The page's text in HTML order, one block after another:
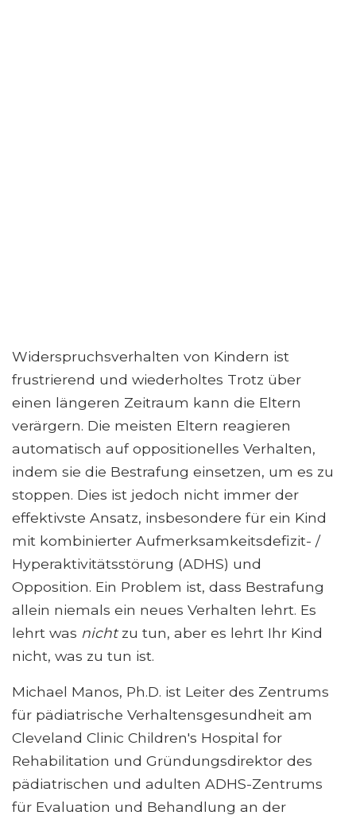
Widerspruchsverhalten von Kindern ist
frustrierend und wiederholtes Trotz über
einen längeren Zeitraum kann die Eltern
verärgern. Die meisten Eltern reagieren
automatisch auf oppositionelles Verhalten,
indem sie die Bestrafung einsetzen, um es zu
stoppen. Dies ist jedoch nicht immer der
effektivste Ansatz, insbesondere für ein Kind
mit kombinierter Aufmerksamkeitsdefizit- /
Hyperaktivitätsstörung (ADHS) und
Opposition. Ein Problem ist, dass Bestrafung
allein niemals ein neues Verhalten lehrt. Es
lehrt was nichtzu tun, aber es lehrt Ihr Kind
nicht, was zu tun ist.
Michael Manos, Ph.D. ist Leiter des Zentrums
für pädiatrische Verhaltensgesundheit am
Cleveland Clinic Children's Hospital for
Rehabilitation und Gründungsdirektor des
pädiatrischen und adulten ADHS-Zentrums
für Evaluation und Behandlung an der